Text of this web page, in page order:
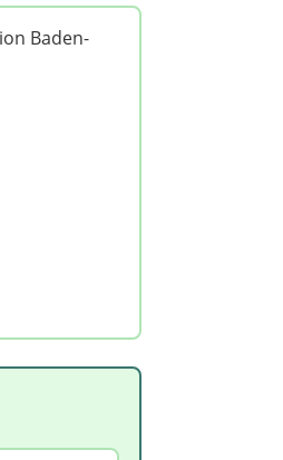
Baden-